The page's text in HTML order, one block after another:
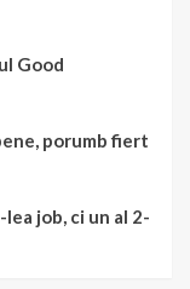
Good
porumb fiert
job, ci un al 2-